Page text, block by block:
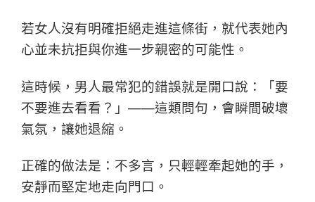
若女人沒有明確拒絕走進這條街，就代表她內
心並未抗拒與你進一步親密的可能性。
這時候，男人最常犯的錯誤就是開口說：「要
不要進去看看？」——這類問句，會瞬間破壞
氣氛，讓她退縮。
正確的做法是：不多言，只輕輕牽起她的手，
安靜而堅定地走向門口。